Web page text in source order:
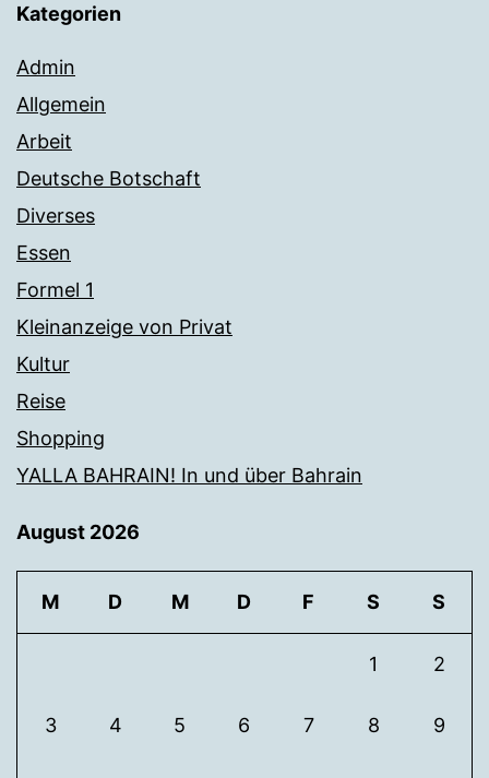
Kategorien
Admin
Allgemein
Arbeit
Deutsche Botschaft
Diverses
Essen
Formel 1
Kleinanzeige von Privat
Kultur
Reise
Shopping
YALLA BAHRAIN! In und über Bahrain
August 2026
M D M D F S S
1 2
3 4 5 6 7 8 9